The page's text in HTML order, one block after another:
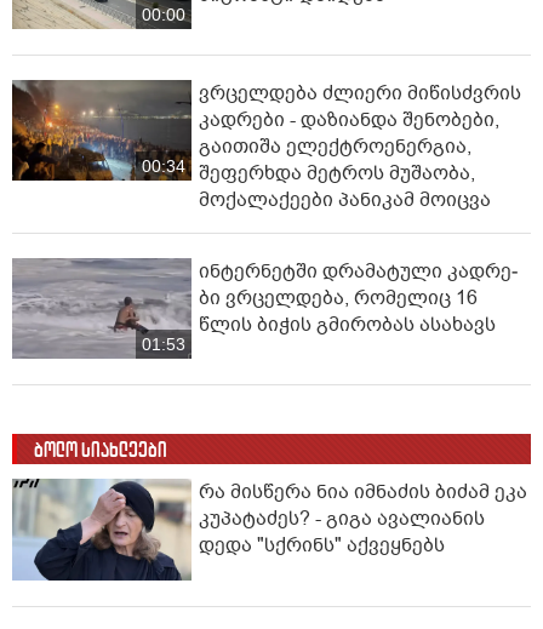
00:00
00:34
ვრცელდება ძლიერი მიწისძვრის
კადრები - დაზიანდა შენობები,
გაითიშა ელექტროენერგია,
შეფერხდა მეტროს მუშაობა,
მოქალაქეები პანიკამ მოიცვა
01:53
ინ­ტერ­ნეტ­ში დრა­მა­ტუ­ლი კად­რე­
ბი ვრცელდება, რომელიც 16
წლის ბიჭის გმირობას ასახავს
ბოლო სიახლეები
რა მისწერა ნია იმნაძის ბიძამ ეკა
კუპატაძეს? - გიგა ავალიანის
დედა "სქრინს" აქვეყნებს